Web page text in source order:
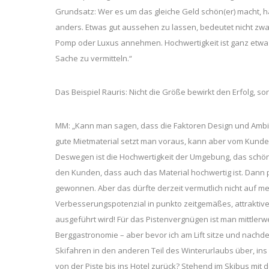
Grundsatz: Wer es um das gleiche Geld schön(er)
anders. Etwas gut aussehen zu lassen, bedeutet nicht
Pomp oder Luxus annehmen. Hochwertigkeit ist ganz
Sache zu vermitteln.“
Das Beispiel Rauris: Nicht die Größe bewirkt den Erfolg,
MM: „Kann man sagen, dass die Faktoren Design und
gute Mietmaterial setzt man voraus, kann aber vom
Deswegen ist die Hochwertigkeit der Umgebung, das
den Kunden, dass auch das Material hochwertig ist.
gewonnen. Aber das dürfte derzeit vermutlich nicht auf
Verbesserungspotenzial in punkto zeitgemäßes,
ausgeführt wird! Für das Pistenvergnügen ist man
Berggastronomie – aber bevor ich am Lift sitze und
Skifahren in den anderen Teil des Winterurlaubs über,
von der Piste bis ins Hotel zurück? Stehend im Skibus